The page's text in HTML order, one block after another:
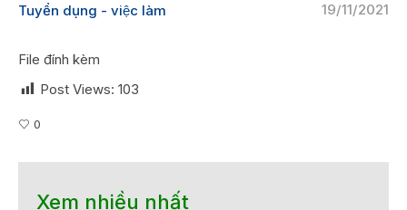
19/11/2021
Tuyển dụng - việc làm
File đính kèm
Post Views: 103
0
Xem nhiều nhất